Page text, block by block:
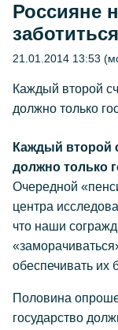
Россияне
21.01.2014 13:53
Каждый второй
должно только
Каждый второй
должно только
Очередной
центра
что наши
обеспечивать их
Половина
государство